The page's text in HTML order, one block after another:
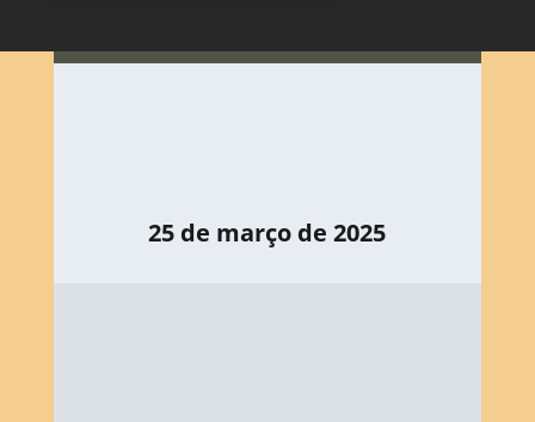
25 de março de 2025